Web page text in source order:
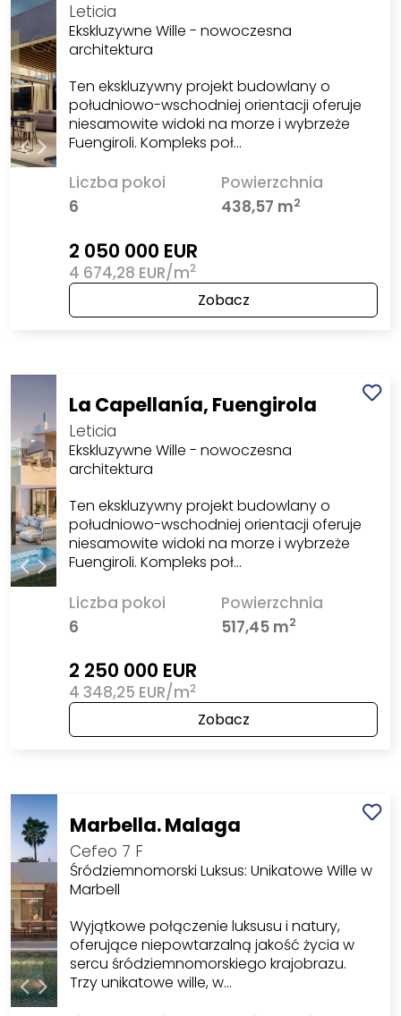
Leticia
Ekskluzywne Wille - nowoczesna
architektura
Ten ekskluzywny projekt budowlany o
południowo-wschodniej orientacji oferuje
niesamowite widoki na morze i wybrzeże
Fuengiroli. Kompleks poł…
Liczba pokoi
6
Powierzchnia
438,57 m2
2 050 000 EUR
4 674,28 EUR/m2
Zobacz
La Capellanía, Fuengirola
Leticia
Ekskluzywne Wille - nowoczesna
architektura
Ten ekskluzywny projekt budowlany o
południowo-wschodniej orientacji oferuje
niesamowite widoki na morze i wybrzeże
Fuengiroli. Kompleks poł…
Liczba pokoi
6
Powierzchnia
517,45 m2
2 250 000 EUR
4 348,25 EUR/m2
Zobacz
Marbella. Malaga
Cefeo 7 F
Śródziemnomorski Luksus: Unikatowe Wille w
Marbell
Wyjątkowe połączenie luksusu i natury,
oferujące niepowtarzalną jakość życia w
sercu śródziemnomorskiego krajobrazu.
Trzy unikatowe wille, w…